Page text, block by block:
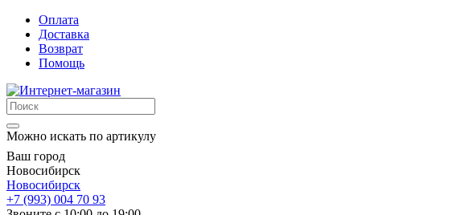
Оплата
Доставка
Возврат
Помощь
Можно искать по артикулу
Ваш город
Новосибирск
Новосибирск
+7 (993) 004 70 93